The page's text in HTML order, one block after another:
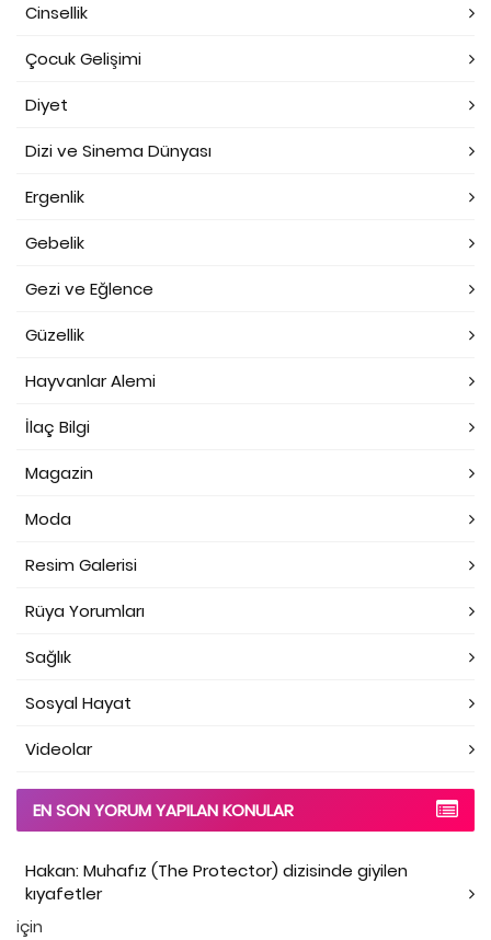
Cinsellik
Çocuk Gelişimi
Diyet
Dizi ve Sinema Dünyası
Ergenlik
Gebelik
Gezi ve Eğlence
Güzellik
Hayvanlar Alemi
İlaç Bilgi
Magazin
Moda
Resim Galerisi
Rüya Yorumları
Sağlık
Sosyal Hayat
Videolar
EN SON YORUM YAPILAN KONULAR
Hakan: Muhafız (The Protector) dizisinde giyilen
kıyafetler
için